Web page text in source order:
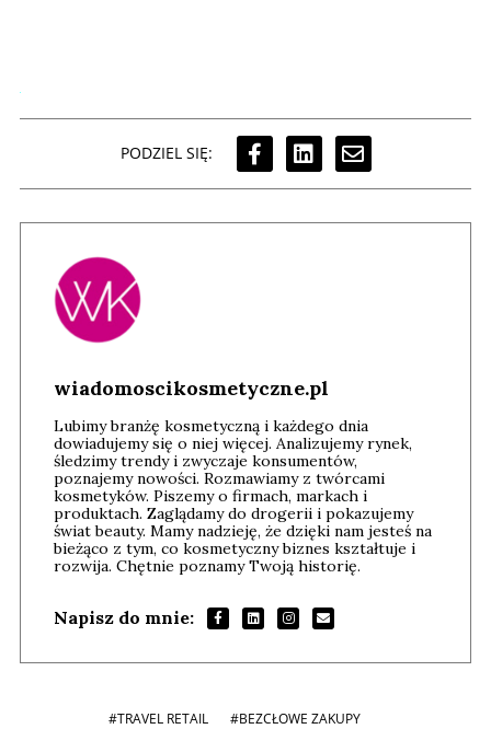
PODZIEL SIĘ:
wiadomoscikosmetyczne.pl
Lubimy branżę kosmetyczną i każdego dnia
dowiadujemy się o niej więcej. Analizujemy rynek,
śledzimy trendy i zwyczaje konsumentów,
poznajemy nowości. Rozmawiamy z twórcami
kosmetyków. Piszemy o firmach, markach i
produktach. Zaglądamy do drogerii i pokazujemy
świat beauty. Mamy nadzieję, że dzięki nam jesteś na
bieżąco z tym, co kosmetyczny biznes kształtuje i
rozwija. Chętnie poznamy Twoją historię.
Napisz do mnie:
#TRAVEL RETAIL
#BEZCŁOWE ZAKUPY